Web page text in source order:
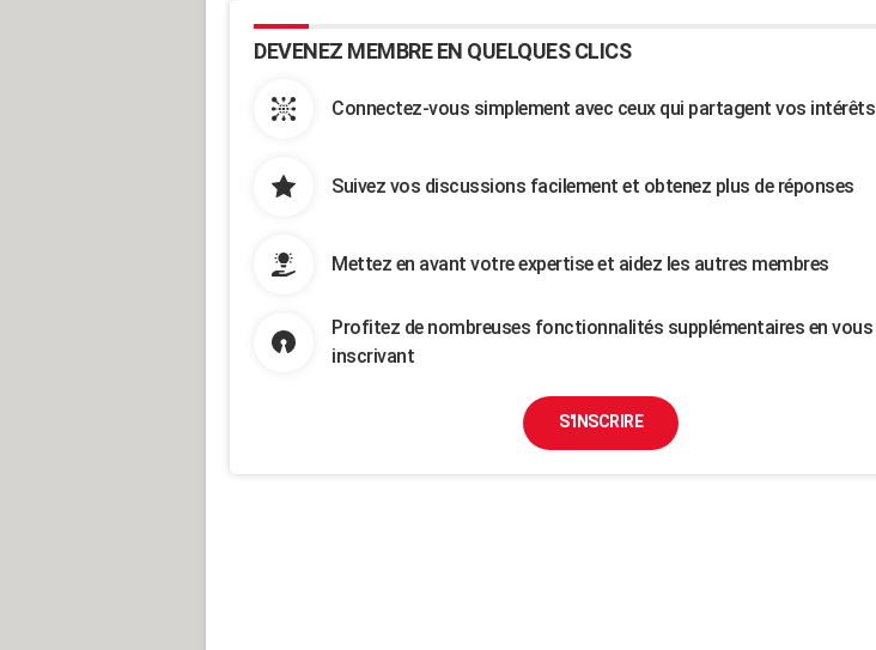
DEVENEZ MEMBRE EN QUELQUES CLICS
Connectez-vous simplement avec ceux qui partagent vos intérêts
Suivez vos discussions facilement et obtenez plus de réponses
Mettez en avant votre expertise et aidez les autres membres
Profitez de nombreuses fonctionnalités supplémentaires en vous
inscrivant
S'INSCRIRE